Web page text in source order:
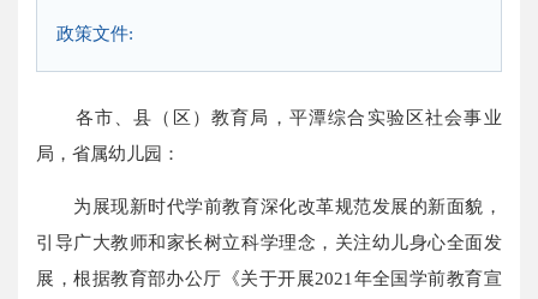
政策文件:
各市、县（区）教育局，平潭综合实验区社会事业
局，省属幼儿园：
为展现新时代学前教育深化改革规范发展的新面貌，
引导广大教师和家长树立科学理念，关注幼儿身心全面发
展，根据教育部办公厅《关于开展2021年全国学前教育宣